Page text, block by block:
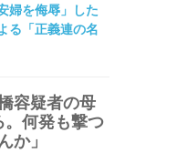
婦を侮辱」した
る「正義連の名
容疑者の母
。何発も撃つ
か」